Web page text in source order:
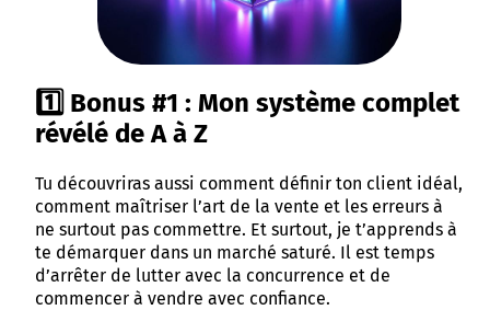
1️⃣ Bonus #1 : Mon système complet
révélé de A à Z
Tu découvriras aussi comment définir ton client idéal,
comment maîtriser l’art de la vente et les erreurs à
ne surtout pas commettre. Et surtout, je t’apprends à
te démarquer dans un marché saturé. Il est temps
d’arrêter de lutter avec la concurrence et de
commencer à vendre avec confiance.